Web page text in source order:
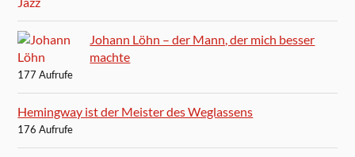
Johann Löhn – der Mann, der mich besser
machte
177 Aufrufe
Hemingway ist der Meister des Weglassens
176 Aufrufe